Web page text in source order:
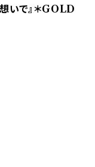
いで』＊GOLD